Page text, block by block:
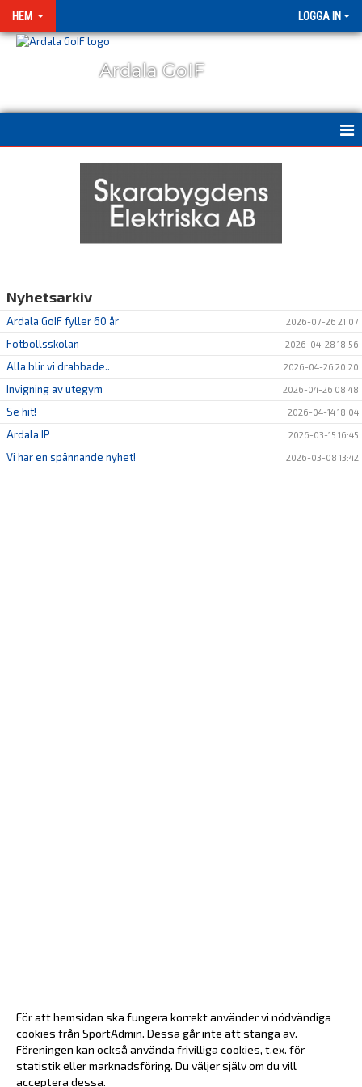
HEM LOGGA IN
Ardala GoIF
JUNICUPEN
HYRA GOIF STUGAN
TVÅKRONAN 2025
Nyhetsarkiv
Ardala GoIF fyller 60 år 2026-07-26 21:07
Fotbollsskolan 2026-04-28 18:56
Alla blir vi drabbade.. 2026-04-26 20:20
Invigning av utegym 2026-04-26 08:48
Se hit! 2026-04-14 18:04
Ardala IP 2026-03-15 16:45
Vi har en spännande nyhet! 2026-03-08 13:42
För att hemsidan ska fungera korrekt använder vi nödvändiga
cookies från SportAdmin. Dessa går inte att stänga av.
Föreningen kan också använda frivilliga cookies, t.ex. för
statistik eller marknadsföring. Du väljer själv om du vill
acceptera dessa.